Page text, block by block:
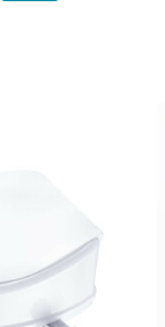
Ostoskoriin